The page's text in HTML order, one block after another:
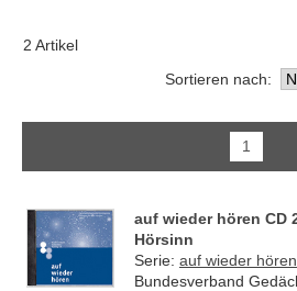
2 Artikel
Sortieren nach:
1
auf wieder hören CD
Hörsinn
Serie: auf wieder hören
Bundesverband